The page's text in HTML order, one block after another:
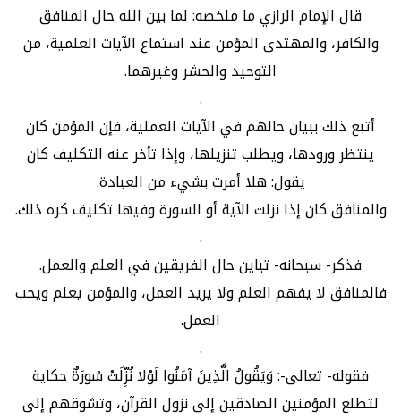
قال الإمام الرازي ما ملخصه: لما بين الله حال المنافق
والكافر، والمهتدى المؤمن عند استماع الآيات العلمية، من
التوحيد والحشر وغيرهما.
.
أتبع ذلك ببيان حالهم في الآيات العملية، فإن المؤمن كان
ينتظر ورودها، ويطلب تنزيلها، وإذا تأخر عنه التكليف كان
يقول: هلا أمرت بشيء من العبادة.
والمنافق كان إذا نزلت الآية أو السورة وفيها تكليف كره ذلك.
.
فذكر- سبحانه- تباين حال الفريقين في العلم والعمل.
فالمنافق لا يفهم العلم ولا يريد العمل، والمؤمن يعلم ويحب
العمل.
.
فقوله- تعالى-: وَيَقُولُ الَّذِينَ آمَنُوا لَوْلا نُزِّلَتْ سُورَةٌ حكاية
لتطلع المؤمنين الصادقين إلى نزول القرآن، وتشوقهم إلى